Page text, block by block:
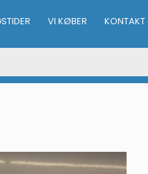
VI KØBER KONTAKT